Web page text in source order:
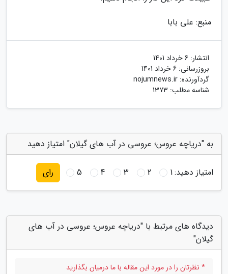
منبع: علی بابا
انتشار: 6 خرداد 1401
بروزرسانی: 6 خرداد 1401
گردآورنده: nojumnews.ir
شناسه مطلب: 1373
به "دریاچه عروس؛ عروسی در آب های گیلان" امتیاز دهید
امتیاز دهید:1
2
3
4
5 رای
دیدگاه های مرتبط با "دریاچه عروس؛ عروسی در آب های
گیلان"
* نظرتان را در مورد این مقاله با ما درمیان بگذارید